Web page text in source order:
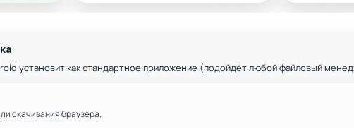
установит как стандартное приложение (подойдёт любой файловый
скачивания браузера.